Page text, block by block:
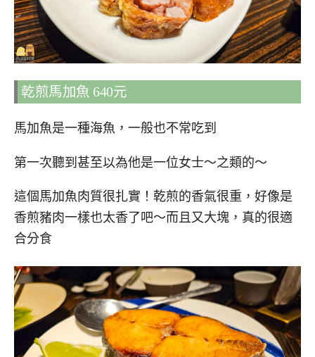
乾煎馬加魚 640元
馬加魚是一種海魚，一般也不常吃到
第一次聽到甚至以為他是一位女士～之類的～
這個馬加魚肉質很扎實！乾煎的香氣很重，好像是
香煎豬肉一樣也太香了吧～而且又大塊，真的很適
合分食